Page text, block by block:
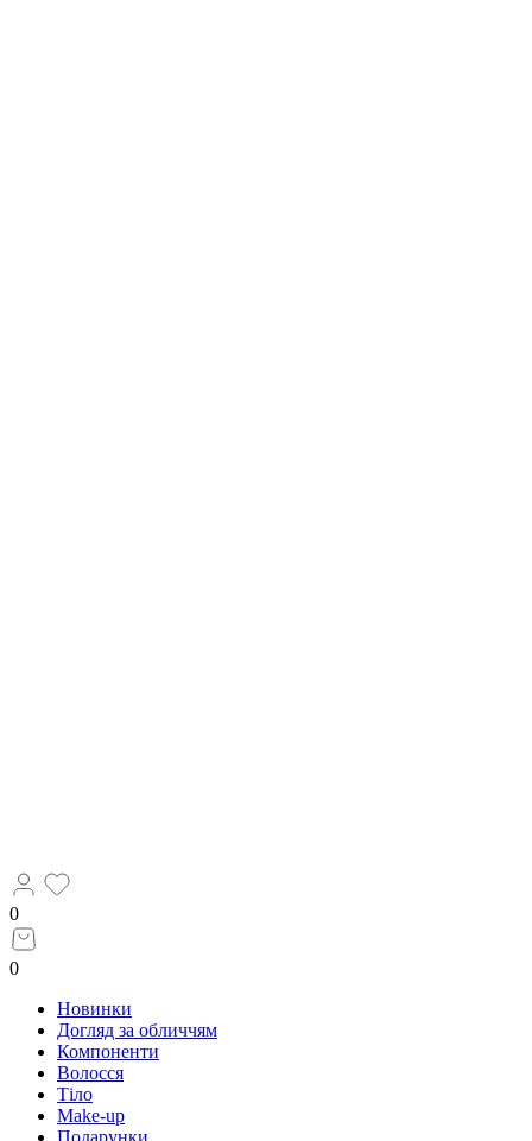
0
0
Новинки
Догляд за обличчям
Компоненти
Волосся
Тіло
Make-up
Подарунки